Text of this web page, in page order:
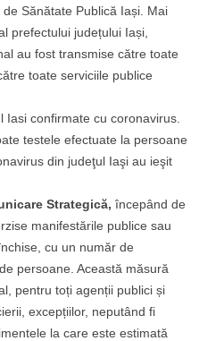
Sănătate Publică Iași. Mai
prefectului județului Iași,
au fost transmise către toate
toate serviciile publice
confirmate cu coronavirus.
testele efectuate la persoane
din judeţul Iaşi au ieşit
Strategică, începând de
manifestările publice sau
cu un număr de
persoane. Această măsură
pentru toți agenții publici și
excepțiilor, neputând fi
la care este estimată